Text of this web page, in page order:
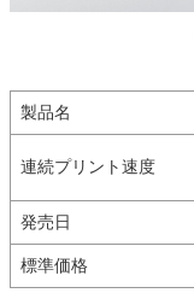
製品名
連続プリント速度
発売日
標準価格